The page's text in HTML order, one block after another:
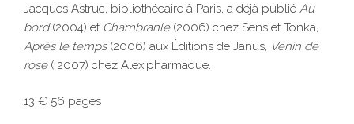
Jacques Astruc, bibliothécaire à Paris, a déjà publié Au
bord(2004) et Chambranle(2006) chez Sens et Tonka,
Après le temps(2006) aux Éditions de Janus, Venin de
rose( 2007) chez Alexipharmaque.
13 € 56 pages